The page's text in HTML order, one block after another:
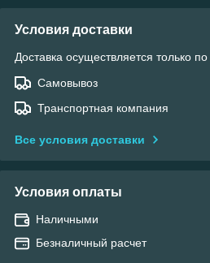
Условия доставки
Доставка осуществляется только
Самовывоз
Транспортная компания
Все условия доставки
Условия оплаты
Наличными
Безналичный расчет